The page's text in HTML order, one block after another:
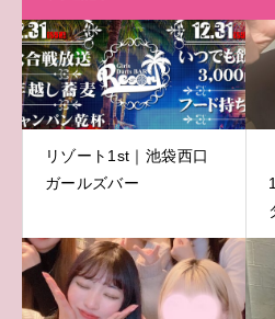
リゾート1st｜池袋西口
ガールズバー